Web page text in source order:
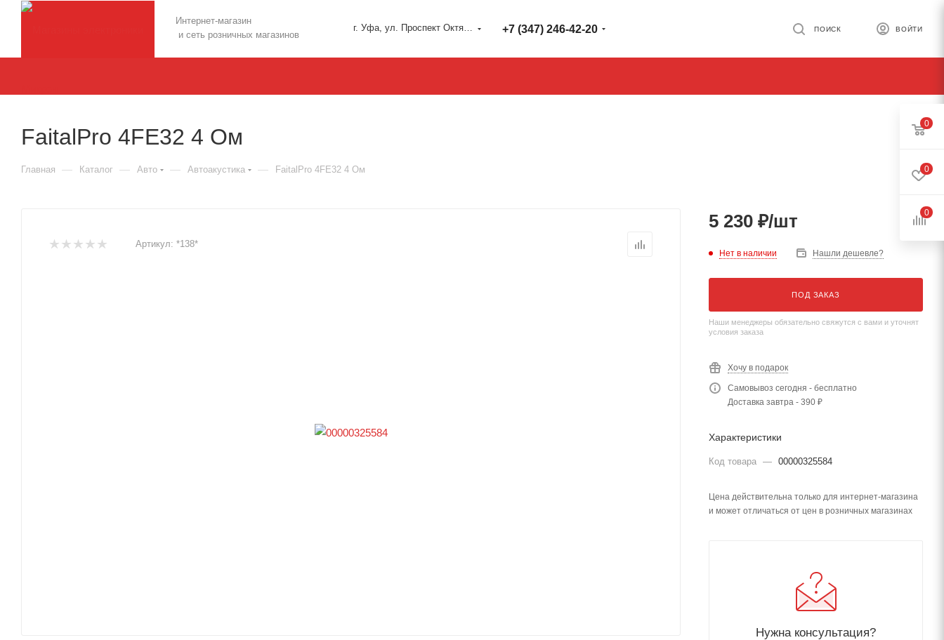
Интернет-магазин
и сеть розничных магазинов
г. Уфа, ул. Проспект Октября 127 +7 (347) 246-42-20 ВОЙТИ
ПОИСК
FaitalPro 4FE32 4 Ом
Главная — Каталог — Авто — Автоакустика — FaitalPro 4FE32 4 Ом
Артикул: *138*
5 230 ₽/шт
Нет в наличии Нашли дешевле?
ПОД ЗАКАЗ
Наши менеджеры обязательно свяжутся с вами и уточнят
условия заказа
Хочу в подарок
Самовывоз сегодня - бесплатно
Доставка завтра - 390 ₽
Характеристики
Код товара — 00000325584
Цена действительна только для интернет-магазина
и может отличаться от цен в розничных магазинах
Нужна консультация?
0
0
0